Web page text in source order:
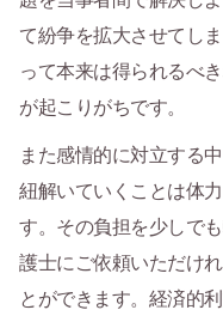
て紛争を拡大させてし
って本来は得られるべ
が起こりがちです。
また感情的に対立する
紐解いていくことは体
す。その負担を少しで
護士にご依頼いただけ
とができます。経済的